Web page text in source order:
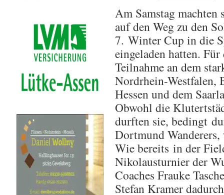
Am Samstag machten
auf den Weg zu den
7. Winter Cup in die
eingeladen hatten.
Teilnahme an dem
Nordrhein-Westfalen,
Hessen und dem
Obwohl die
durften sie, bedingt
Dortmund
Wie bereits in der
Nikolausturnier der
Coaches Frauke
Stefan Kramer